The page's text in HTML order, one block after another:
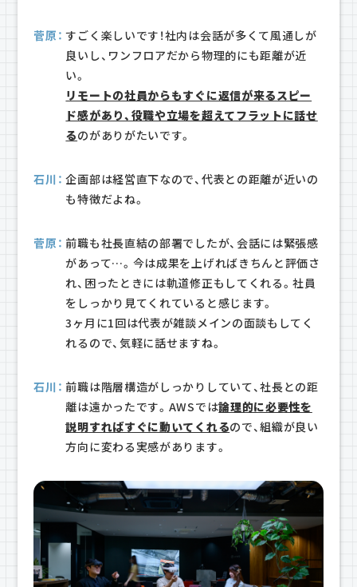
菅原： すごく楽しいです！社内は会話が多くて風通しが
良いし、ワンフロアだから物理的にも距離が近
い。
リモートの社員からもすぐに返信が来るスピー
ド感があり、役職や立場を超えてフラットに話せ
るのがありがたいです。
石川： 企画部は経営直下なので、代表との距離が近いの
も特徴だよね。
菅原： 前職も社長直結の部署でしたが、会話には緊張感
があって…。今は成果を上げればきちんと評価さ
れ、困ったときには軌道修正もしてくれる。社員
をしっかり見てくれていると感じます。
3ヶ月に1回は代表が雑談メインの面談もしてく
れるので、気軽に話せますね。
石川： 前職は階層構造がしっかりしていて、社長との距
離は遠かったです。AWSでは論理的に必要性を
説明すればすぐに動いてくれるので、組織が良い
方向に変わる実感があります。